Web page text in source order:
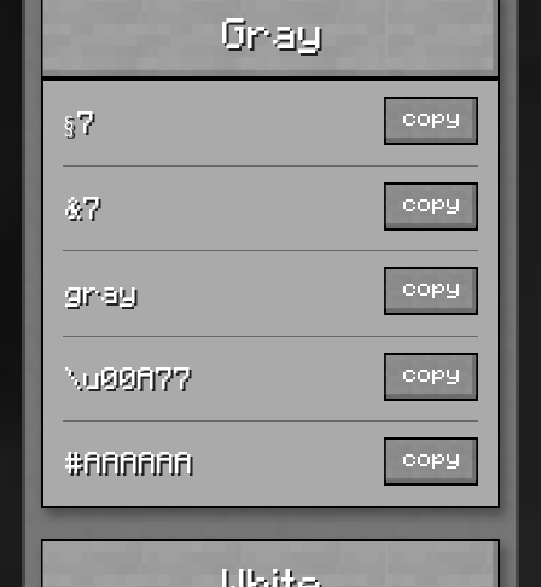
Gray
§7 copy
&7 copy
gray copy
\u00A77 copy
#AAAAAA copy